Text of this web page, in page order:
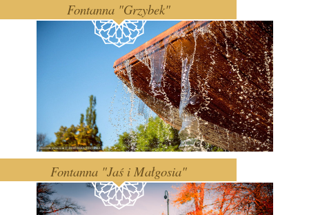
Fontanna "Grzybek"
Fontanna "Jaś i Małgosia"